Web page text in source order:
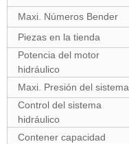
Maxi. Números Bender
Piezas en la tienda
Potencia del motor
hidráulico
Maxi. Presión del sistema
Control del sistema
hidráulico
Contener capacidad